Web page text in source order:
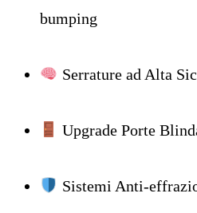
bumping
Serrature ad Alta
Upgrade Porte
Sistemi Anti-